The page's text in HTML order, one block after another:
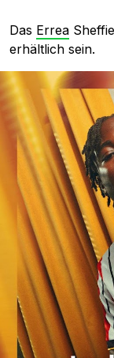
Das Errea
erhältlich sein.